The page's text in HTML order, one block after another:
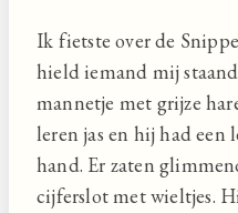
Ik fietste over de
hield iemand mij
mannetje met grijze
leren jas en hij had
hand. Er zaten
cijferslot met wieltjes.